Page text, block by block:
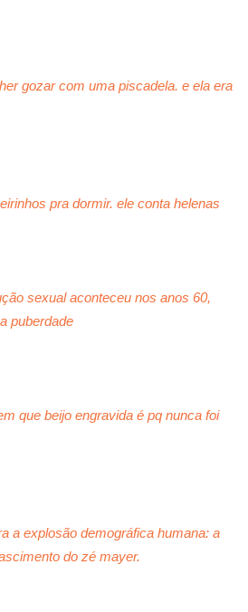
gozar com uma piscadela. e ela era
pra dormir. ele conta helenas
sexual aconteceu nos anos 60,
puberdade
que beijo engravida é pq nunca foi
a explosão demográfica humana: a
do zé mayer.